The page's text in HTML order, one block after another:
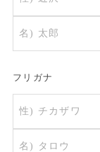
フリガナ